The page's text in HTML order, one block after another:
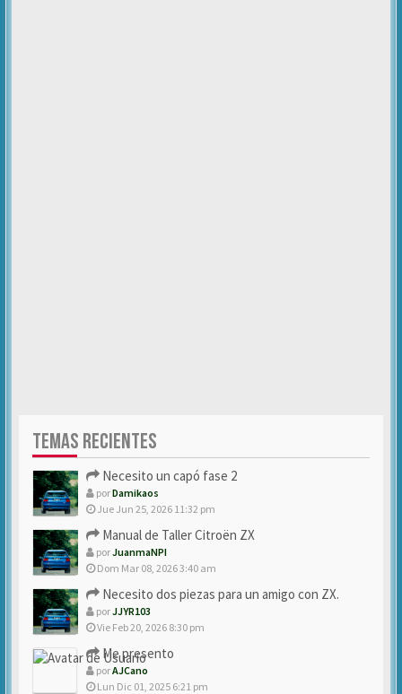
TEMAS RECIENTES
Necesito un capó fase 2
porDamikaos
Jue Jun 25, 2026 11:32 pm
Manual de Taller Citroën ZX
porJuanmaNPI
Dom Mar 08, 2026 3:40 am
Necesito dos piezas para un amigo con ZX.
porJJYR103
Vie Feb 20, 2026 8:30 pm
Me presento
porAJCano
Lun Dic 01, 2025 6:21 pm